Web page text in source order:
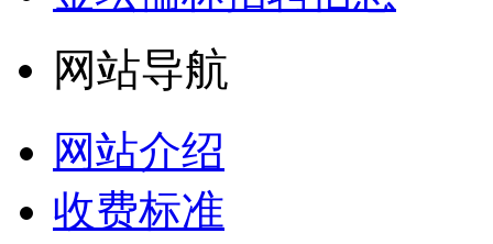
网站导航
网站介绍
收费标准